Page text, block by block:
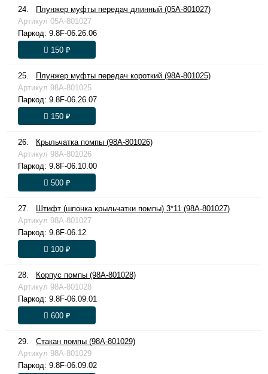
24.
Плунжер муфты передач длинный (05A-801027)
Артикул 05A-801027
Паркод: 9.8F-06.26.06
150 ₽
25.
Плунжер муфты передач короткий (98A-801025)
Артикул 98A-801025
Паркод: 9.8F-06.26.07
150 ₽
26.
Крыльчатка помпы (98A-801026)
Артикул 98A-801026
Паркод: 9.8F-06.10.00
500 ₽
27.
Штифт (шпонка крыльчатки помпы) 3*11 (98A-801027)
Артикул 98A-801027
Паркод: 9.8F-06.12
100 ₽
28.
Корпус помпы (98A-801028)
Артикул 98A-801028
Паркод: 9.8F-06.09.01
600 ₽
29.
Стакан помпы (98A-801029)
Артикул 98A-801029
Паркод: 9.8F-06.09.02